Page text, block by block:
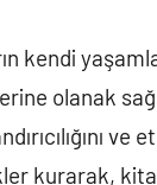
kendi
olanak
kurarak,